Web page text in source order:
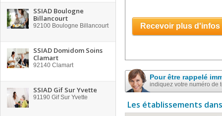
SSIAD Boulogne
Billancourt
92100 Boulogne Billancourt
SSIAD Domidom Soins
Clamart
92140 Clamart
SSIAD Gif Sur Yvette
91190 Gif Sur Yvette
Recevoir plus d'infos
Pour être rappelé
indiquez votre numéro de
Les établissements